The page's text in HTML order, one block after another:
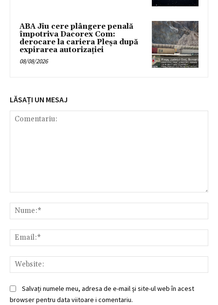
ABA Jiu cere plângere penală
împotriva Dacorex Com:
derocare la cariera Pleșa după
expirarea autorizației
08/08/2026
LĂSAȚI UN MESAJ
Salvați numele meu, adresa de e-mail și site-ul web în acest
browser pentru data viitoare i comentariu.